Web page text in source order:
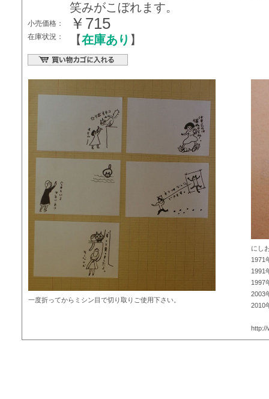
笑みがこぼれます。
小売価格： ￥715
在庫状況： 【在庫あり 】
一度折ってからミシン目で切り取りご使用下さい。
にし
1971
1991
1997
2003
2010